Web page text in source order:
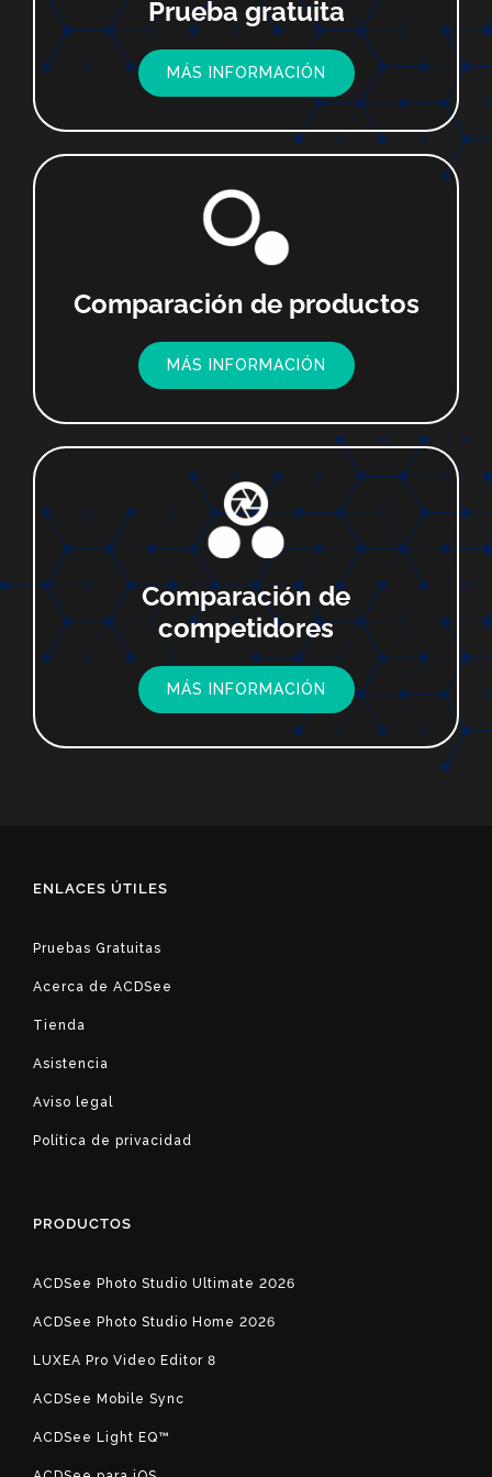
Prueba gratuita
MÁS INFORMACIÓN
Comparación de productos
MÁS INFORMACIÓN
Comparación de
competidores
MÁS INFORMACIÓN
ENLACES ÚTILES
Pruebas Gratuitas
Acerca de ACDSee
Tienda
Asistencia
Aviso legal
Política de privacidad
PRODUCTOS
ACDSee Photo Studio Ultimate 2026
ACDSee Photo Studio Home 2026
LUXEA Pro Video Editor 8
ACDSee Mobile Sync
ACDSee Light EQ™